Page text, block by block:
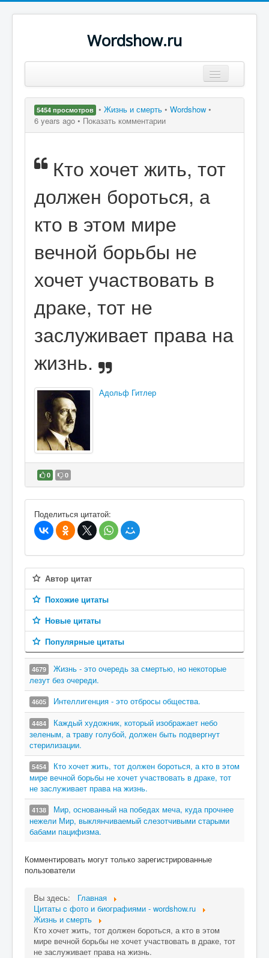
Wordshow.ru
Популярные цитаты
Поиск
5454 просмотров • Жизнь и смерть • Wordshow •
6 years ago • Показать комментарии
Кто хочет жить, тот
должен бороться, а
кто в этом мире
вечной борьбы не
хочет участвовать в
драке, тот не
заслуживает права на
жизнь.
Адольф Гитлер
0 0
В избранное
Поделиться цитатой:
Автор цитат
Похожие цитаты
Новые цитаты
Популярные цитаты
4679
Жизнь - это очередь за смертью, но некоторые
лезут без очереди.
4605 Интеллигенция - это отбросы общества.
4484
Каждый художник, который изображает небо
зеленым, а траву голубой, должен быть подвергнут
стерилизации.
5454
Кто хочет жить, тот должен бороться, а кто в этом
мире вечной борьбы не хочет участвовать в драке, тот
не заслуживает права на жизнь.
4138
Мир, основанный на победах меча, куда прочнее
нежели Мир, выклянчиваемый слезотчивыми старыми
бабами пацифизма.
Комментировать могут только зарегистрированные
пользователи
Вы здесь:
Главная
Цитаты c фото и биографиями - wordshow.ru
Жизнь и смерть
Кто хочет жить, тот должен бороться, а кто в этом
мире вечной борьбы не хочет участвовать в драке, тот
не заслуживает права на жизнь.